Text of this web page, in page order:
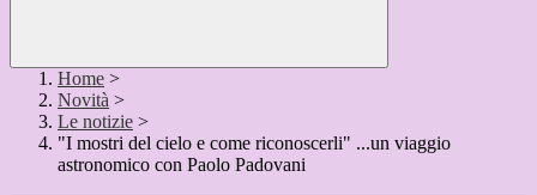
Home >
Novità >
Le notizie >
"I mostri del cielo e come riconoscerli" ...un viaggio
astronomico con Paolo Padovani